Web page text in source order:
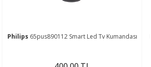
Philips 65pus890112 Smart Led Tv Kumandası